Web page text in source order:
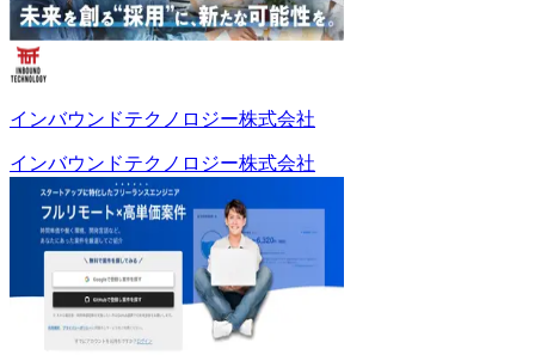
インバウンドテクノロジー株式会社
インバウンドテクノロジー株式会社